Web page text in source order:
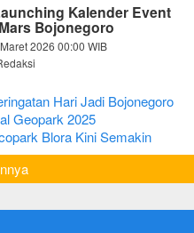
Kalender Event
Bojonegoro
2026 00:00 WIB
Hari Jadi Bojonegoro
Geopark 2025
Blora Kini Semakin